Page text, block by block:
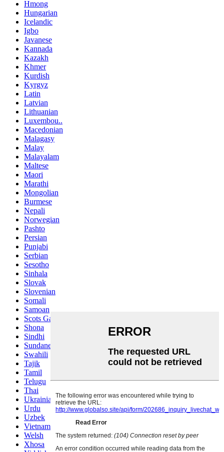
Hmong
Hungarian
Icelandic
Igbo
Javanese
Kannada
Kazakh
Khmer
Kurdish
Kyrgyz
Latin
Latvian
Lithuanian
Luxembou..
Macedonian
Malagasy
Malay
Malayalam
Maltese
Maori
Marathi
Mongolian
Burmese
Nepali
Norwegian
Pashto
Persian
Punjabi
Serbian
Sesotho
Sinhala
Slovak
Slovenian
Somali
Samoan
Scots Gaelic
Shona
Sindhi
Sundanese
Swahili
Tajik
Tamil
Telugu
Thai
Ukrainian
Urdu
Uzbek
Vietnamese
Welsh
Xhosa